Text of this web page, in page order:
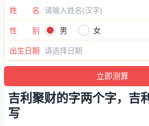
姓 名
性 别
男
女
出生日期
吉利聚财的字两个字，吉
写